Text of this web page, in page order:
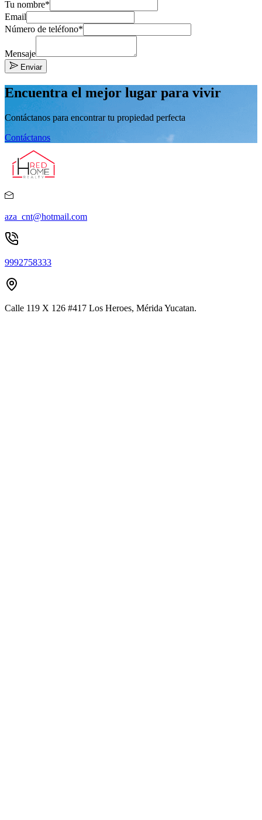
Tu nombre*
Email
Número de teléfono*
Mensaje
Enviar
Encuentra el mejor lugar para vivir
Contáctanos para encontrar tu propiedad perfecta
Contáctanos
aza_cnt@hotmail.com
9992758333
Calle 119 X 126 #417 Los Heroes, Mérida Yucatan.